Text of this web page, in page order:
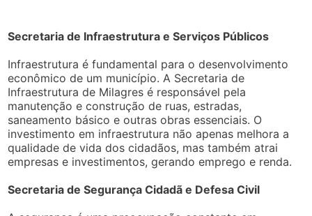
Secretaria de Infraestrutura e Serviços Públicos
Infraestrutura é fundamental para o desenvolvimento
econômico de um município. A Secretaria de
Infraestrutura de Milagres é responsável pela
manutenção e construção de ruas, estradas,
saneamento básico e outras obras essenciais. O
investimento em infraestrutura não apenas melhora a
qualidade de vida dos cidadãos, mas também atrai
empresas e investimentos, gerando emprego e renda.
Secretaria de Segurança Cidadã e Defesa Civil